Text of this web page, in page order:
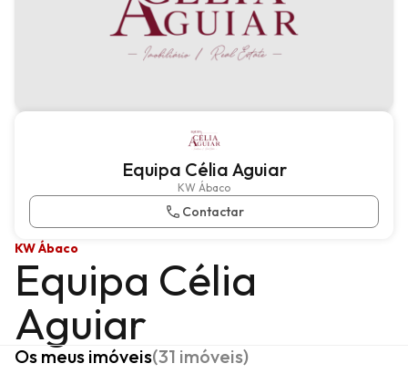
Equipa Célia Aguiar
KW Ábaco
Contactar
KW Ábaco
Equipa Célia
Aguiar
Os meus imóveis(31 imóveis)